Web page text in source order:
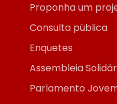
Proponha um
Consulta pública
Enquetes
Assembleia
Parlamento